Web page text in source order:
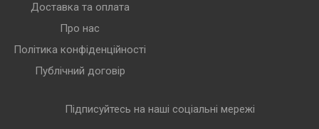
Доставка та оплата
Про нас
Політика конфіденційності
Публічний договір
Підписуйтесь на наші соціальні мережі